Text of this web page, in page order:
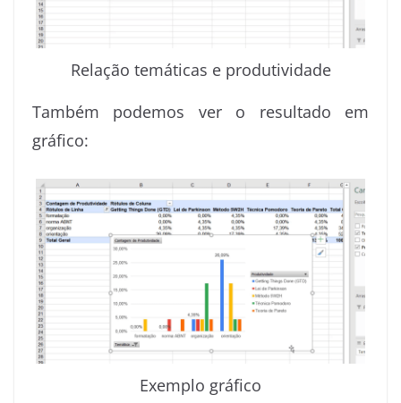
Relação temáticas e produtividade
Também podemos ver o resultado em
gráfico:
Exemplo gráfico